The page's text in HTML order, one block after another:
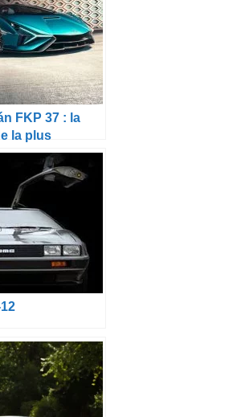
FKP 37 : la
la plus
produite par